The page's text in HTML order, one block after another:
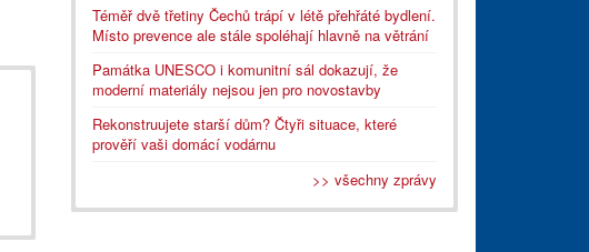
Téměř dvě třetiny Čechů trápí v létě přehřáté bydlení.
Místo prevence ale stále spoléhají hlavně na větrání
Památka UNESCO i komunitní sál dokazují, že
moderní materiály nejsou jen pro novostavby
Rekonstruujete starší dům? Čtyři situace, které
prověří vaši domácí vodárnu
>> všechny zprávy